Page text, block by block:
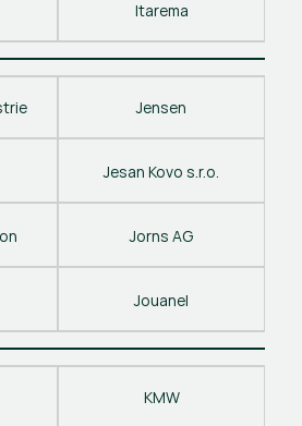
Itarema
Jensen
Jesan Kovo s.r.o.
Jorns AG
Jouanel
KMW